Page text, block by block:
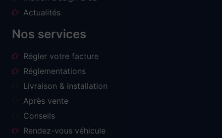
Actualités
Nos services
Régler votre facture
Réglementations
Livraison & installation
Après vente
Conseils
Rendez-vous véhicule